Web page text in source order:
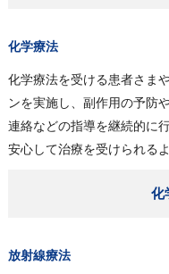
化学療法
化学療法を受ける患者さま
ンを実施し、副作用の予防
連絡などの指導を継続的に
安心して治療を受けられる
化
放射線療法